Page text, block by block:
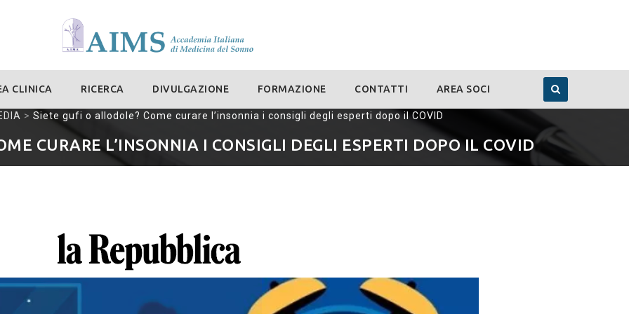
CLINICA RICERCA DIVULGAZIONE FORMAZIONE CONTATTI AREA SOCI
> Siete gufi o allodole? Come curare l’insonnia i consigli degli esperti dopo il COVID
CURARE L’INSONNIA I CONSIGLI DEGLI ESPERTI DOPO IL COVID